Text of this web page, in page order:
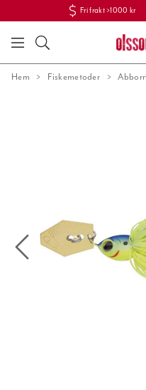
Fri frakt >1000 kr
Hem Fiskemetoder